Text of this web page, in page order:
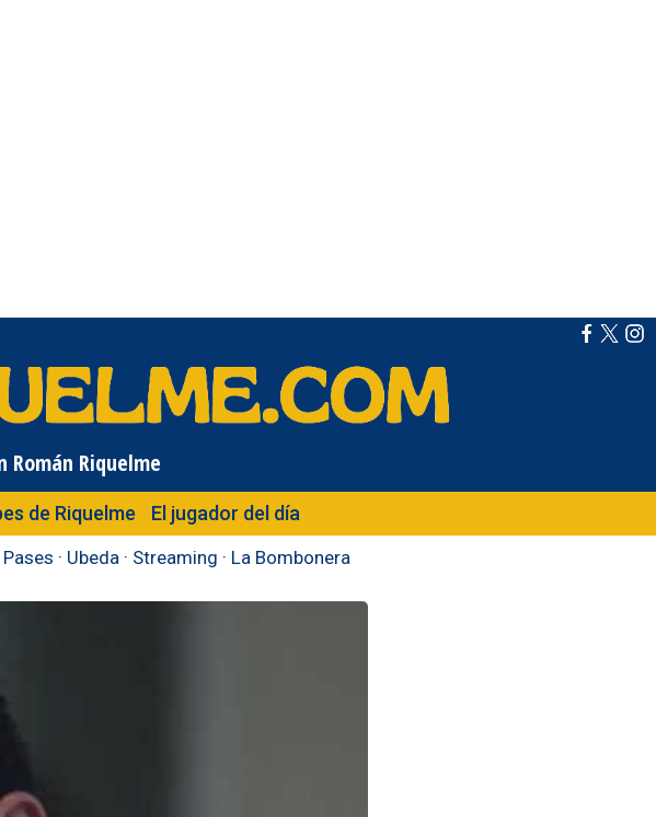
Román Riquelme
de Riquelme El jugador del día
· Ubeda · Streaming · La Bombonera